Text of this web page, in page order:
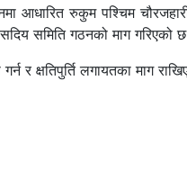
आधारित रुकुम पश्चिम
समिति गठनको माग गरिएको
र क्षतिपुर्ति लगायतका माग